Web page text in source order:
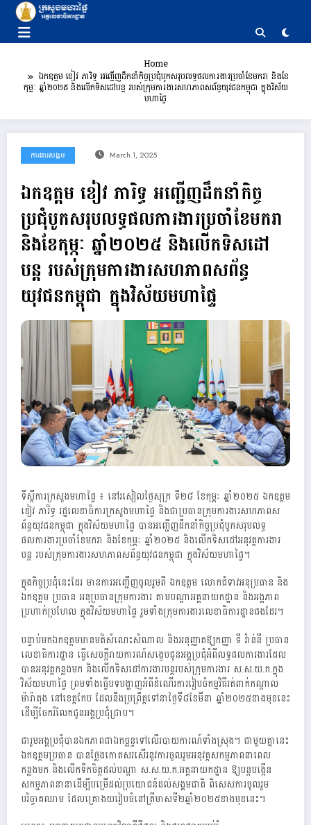
content
Home
ឯកឧត្តម ខៀវ ភារិទ្ធ អញ្ជើញដឹកនាំកិច្ចប្រជុំបូកសរុបលទ្ធផលការងារប្រចាំខែមករា និងខែ
កុម្ភៈ ឆ្នាំ២០២៥ និងលើកទិសដៅបន្ត របស់ក្រុមការងារសហភាពសព័ន្ធយុវជនកម្ពុជា ក្នុងវិស័យ
មហាផ្ទៃ
ការងារសង្គម March 1, 2025
ឯកឧត្តម ខៀវ ភារិទ្ធ អញ្ជើញដឹកនាំកិច្ច
ប្រជុំបូកសរុបលទ្ធផលការងារប្រចាំខែមករា
និងខែកុម្ភៈ ឆ្នាំ២០២៥ និងលើកទិសដៅ
បន្ត របស់ក្រុមការងារសហភាពសព័ន្ធ
យុវជនកម្ពុជា ក្នុងវិស័យមហាផ្ទៃ
ទីស្ដីការក្រសួងមហាផ្ទៃ ៖ នៅរសៀលថ្ងៃសុក្រ ទី២៨ ខែកុម្ភៈ ឆ្នាំ២០២៥ ឯកឧត្តម
ខៀវ ភារិទ្ធ រដ្ឋលេខាធិការក្រសួងមហាផ្ទៃ និងជាប្រធានក្រុមការងារសហភាពស
ព័ន្ធយុវជនកម្ពុជា ក្នុងវិស័យមហាផ្ទៃ បានអញ្ជើញដឹកនាំកិច្ចប្រជុំបូកសរុបលទ្ធ
ផលការងារប្រចាំខែមករា និងខែកុម្ភៈ ឆ្នាំ២០២៥ និងលើកទិសដៅអនុវត្តការងារ
បន្ត របស់ក្រុមការងារសហភាពសព័ន្ធយុវជនកម្ពុជា ក្នុងវិស័យមហាផ្ទៃ។
ក្នុងកិច្ចប្រជុំនេះដែរ មានការអញ្ជើញចូលរួមពី ឯកឧត្តម លោកជំទាវអនុប្រធាន និង
ឯកឧត្តម ប្រធាន អនុប្រធានក្រុមការងារ តាមបណ្ដាអគ្គនាយកដ្ឋាន និងអង្គភាព
ប្រហាក់ប្រហែល ក្នុងវិស័យមហាផ្ទៃ រួមទាំងក្រុមការងារលេខាធិការដ្ឋានផងដែរ។
បន្ទាប់មកឯកឧត្តមមានមតិសំណេះសំណាល និងអនុញ្ញាតឱ្យកញ្ញា ទី វ៉ាន់នី ប្រធាន
លេខាធិការដ្ឋាន ធ្វើសេចក្តីរាយការណ៍សង្ខេបជូនអង្គប្រជុំអំពីលទ្ធផលការងារដែល
បានអនុវត្តកន្លងមក និងលើកទិសដៅការងារបន្ដរបស់ក្រុមការងារ ស.ស.យ.ក.ក្នុង
វិស័យមហាផ្ទៃ ព្រមទាំងធ្វើបទបង្ហាញអំពីដំណើរការរៀបចំកម្មវិធីរត់ពាក់កណ្តាល
ម៉ារ៉ាតុង នៅខេត្តកែប ដែលនឹងប្រព្រឹត្តទៅនាថ្ងៃទី៨ខែមីនា ឆ្នាំ២០២៥ខាងមុខនេះ
ដើម្បីចែករំលែកជូនអង្គប្រជុំជ្រាប។
ជារួមអង្គប្រជុំបានឯកភាពជាឯកច្ឆន្ទទៅលើរបាយការណ៍ទាំងស្រុង។ ជាមួយគ្នានេះ
ឯកឧត្តមប្រធាន បានថ្លែងកោតសរសើរនូវការចូលរួមអនុវត្តសកម្មភាពនាពេល
កន្លងមក និងលើកទឹកចិត្តដល់បណ្តា ស.ស.យ.ក.អគ្គនាយកដ្ឋាន ឱ្យបន្តបង្កើន
សកម្មភាពនានាដើម្បីបម្រើដល់ប្រយោជន៍ដល់សង្គមជាតិ ពិសេសការចូលរួម
បរិច្ចាគឈាម ដែលគ្រោងយរៀបចំនៅត្រីមាសទី២ឆ្នាំ២០២៥ខាងមុខនេះ។